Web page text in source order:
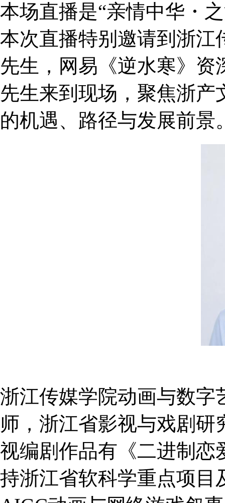
本场直播是“亲情中华・
本次直播特别邀请到浙江
先生，网易《逆水寒》
先生来到现场，聚焦浙产
的机遇、路径与发展前景
浙江传媒学院动画与数字
师，浙江省影视与戏剧
视编剧作品有《二进制恋
持浙江省软科学重点项目